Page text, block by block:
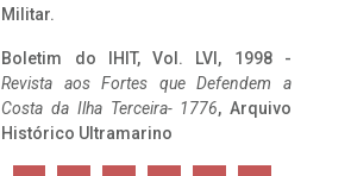
Militar.
Boletim do IHIT, Vol. LVI, 1998 -
Revista aos Fortes que Defendem a
Costa da Ilha Terceira- 1776, Arquivo
Histórico Ultramarino